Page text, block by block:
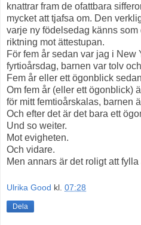
knattrar fram de ofattbara
mycket att tjafsa om. Den
varje ny födelsedag känns
riktning mot ättestupan.
För fem år sedan var jag i New
fyrtioårsdag, barnen var tolv
Fem år eller ett ögonblick
Om fem år (eller ett ögonblick)
för mitt femtioårskalas, barnen
Och efter det är det bara ett
Und so weiter.
Mot evigheten.
Och vidare.
Men annars är det roligt att fylla
Ulrika Good kl. 07:28
Dela